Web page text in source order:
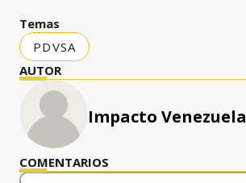
Temas
PDVSA
AUTOR
Impacto Venezuela
COMENTARIOS